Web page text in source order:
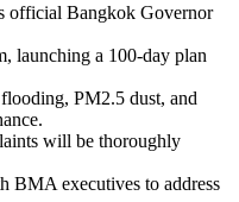
official Bangkok Governor
launching a 100-day plan
PM2.5 dust, and
will be thoroughly
BMA executives to address